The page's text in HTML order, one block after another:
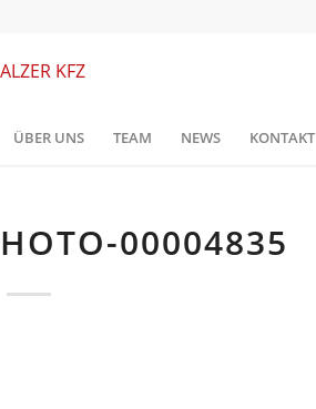
ÜBER UNS TEAM NEWS KONTAKT
00004835